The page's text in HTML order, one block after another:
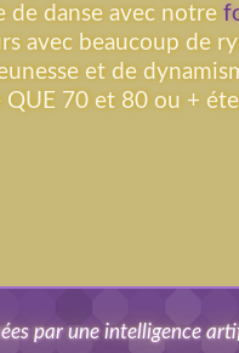
de danse avec notre
avec beaucoup de
et de
70 et 80 ou +
par une intelligence